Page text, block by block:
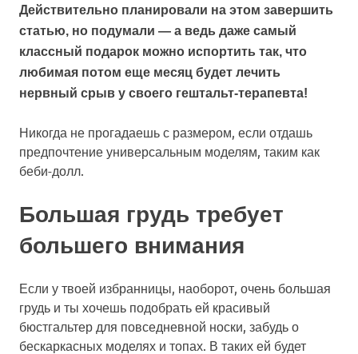
Действительно планировали на этом завершить
статью, но подумали — а ведь даже самый
классный подарок можно испортить так, что
любимая потом еще месяц будет лечить
нервный срыв у своего гештальт-терапевта!
Никогда не прогадаешь с размером, если отдашь
предпочтение универсальным моделям, таким как
беби-долл.
Большая грудь требует
большего внимания
Если у твоей избранницы, наоборот, очень большая
грудь и ты хочешь подобрать ей красивый
бюстгальтер для повседневной носки, забудь о
бескаркасных моделях и топах. В таких ей будет